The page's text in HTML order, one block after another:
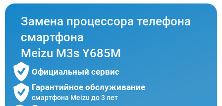
Замена процессора телефона
смартфона
Meizu M3s Y685M
Официальный сервис
Гарантийное обслуживание
смартфона Meizu до 3 лет